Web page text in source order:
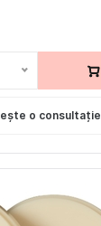
o consultație